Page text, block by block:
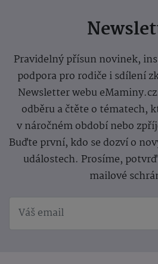
Pravidelný přísun novinek,
podpora pro rodiče i sdílení
Newsletter webu
odběru a čtěte o tématech,
v náročném období nebo
Buďte první, kdo se dozví o
událostech. Prosíme,
mailové